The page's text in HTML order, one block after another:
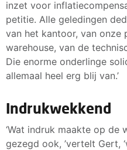
inzet voor
petitie. Alle geledingen
van het kantoor, van onze
warehouse, van de
Die enorme onderlinge
allemaal heel erg blij van.’
Indrukwekkend
‘Wat indruk maakte op de
gezegd ook, ’vertelt Gert,